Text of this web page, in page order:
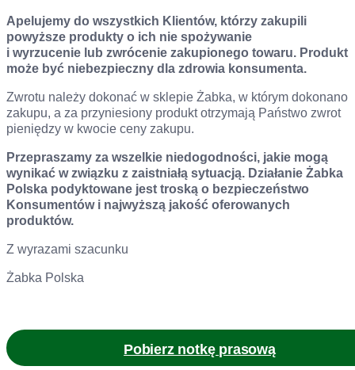
Apelujemy do wszystkich Klientów, którzy zakupili
powyższe produkty o ich nie spożywanie
i wyrzucenie lub zwrócenie zakupionego towaru. Produkt
może być niebezpieczny dla zdrowia konsumenta.
Zwrotu należy dokonać w sklepie Żabka, w którym dokonano
zakupu, a za przyniesiony produkt otrzymają Państwo zwrot
pieniędzy w kwocie ceny zakupu.
Przepraszamy za wszelkie niedogodności, jakie mogą
wynikać w związku z zaistniałą sytuacją. Działanie Żabka
Polska podyktowane jest troską o bezpieczeństwo
Konsumentów i najwyższą jakość oferowanych
produktów.
Z wyrazami szacunku
Żabka Polska
Pobierz notkę prasową